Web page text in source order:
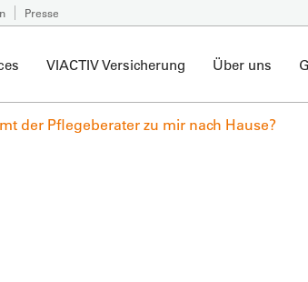
Presse
VIACTIV Versicherung Über uns
der Pflegeberater zu mir nach Hause?